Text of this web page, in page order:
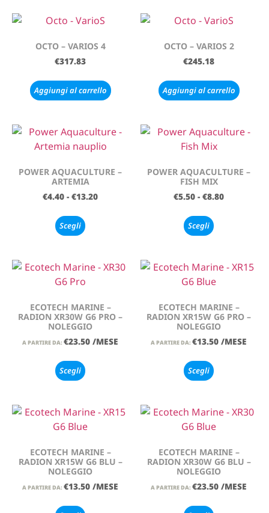
OCTO – VARIOS 4
€317.83
Aggiungi al carrello
OCTO – VARIOS 2
€245.18
Aggiungi al carrello
POWER AQUACULTURE –
ARTEMIA
€4.40 - €13.20
Scegli
POWER AQUACULTURE –
FISH MIX
€5.50 - €8.80
Scegli
ECOTECH MARINE –
RADION XR30W G6 PRO –
NOLEGGIO
A PARTIRE DA: €23.50 /MESE
Scegli
ECOTECH MARINE –
RADION XR15W G6 PRO –
NOLEGGIO
A PARTIRE DA: €13.50 /MESE
Scegli
ECOTECH MARINE –
RADION XR15W G6 BLU –
NOLEGGIO
A PARTIRE DA: €13.50 /MESE
ECOTECH MARINE –
RADION XR30W G6 BLU –
NOLEGGIO
A PARTIRE DA: €23.50 /MESE